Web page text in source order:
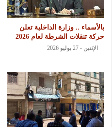
بالأسماء .. وزارة الداخلية تعلن
حركة تنقلات الشرطة لعام 2026
الإثنين - 27 يوليو 2026